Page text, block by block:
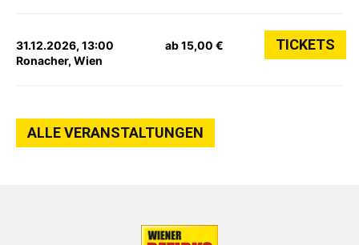
31.12.2026, 13:00
Ronacher, Wien
ab 15,00 € TICKETS
ALLE VERANSTALTUNGEN